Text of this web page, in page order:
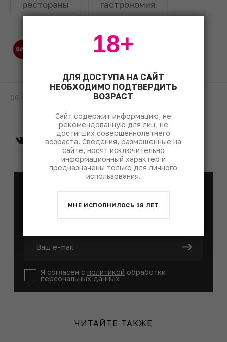
рестораны гастрономия
Редакция SWN
06 ноября 2020
E-mail рассылка
Каждый понедельник мы присылаем лучшие
Я согласен с политикой обработки
персональных данных
ЧИТАЙТЕ ТАКЖЕ
ДЛЯ ДОСТУПА НА САЙТ
НЕОБХОДИМО ПОДТВЕРДИТЬ
ВОЗРАСТ
Сайт содержит информацию, не
рекомендованную для лиц, не
достигших совершеннолетнего
возраста. Сведения, размещенные на
сайте, носят исключительно
информационный характер и
предназначены только для личного
использования.
МНЕ ИСПОЛНИЛОСЬ 18 ЛЕТ
18+